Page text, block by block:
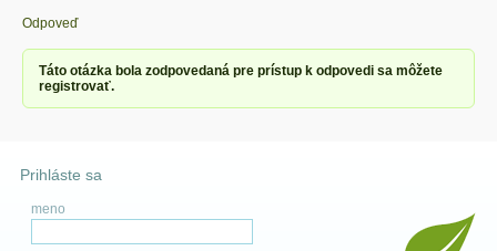
Odpoveď
Táto otázka bola zodpovedaná pre prístup k odpovedi sa môžete
registrovať.
Prihláste sa
meno